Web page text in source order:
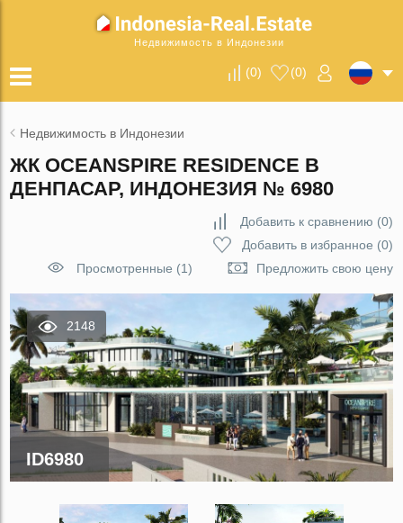
Недвижимость в Индонезии
(0) (0)
Недвижимость в Индонезии
ЖК OCEANSPIRE RESIDENCE В
ДЕНПАСАР, ИНДОНЕЗИЯ № 6980
Добавить к сравнению (0)
Добавить в избранное (0)
Просмотренные (1)
Предложить свою цену
2148
ID6980